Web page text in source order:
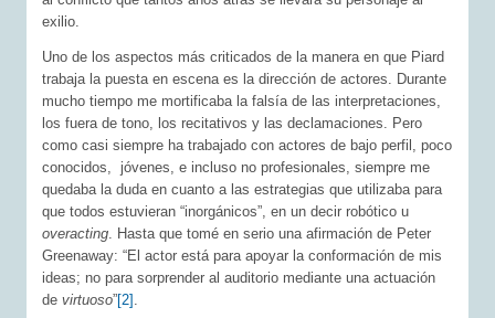
exilio.
Uno de los aspectos más criticados de la manera en que Piard
trabaja la puesta en escena es la dirección de actores. Durante
mucho tiempo me mortificaba la falsía de las interpretaciones,
los fuera de tono, los recitativos y las declamaciones. Pero
como casi siempre ha trabajado con actores de bajo perfil, poco
conocidos, jóvenes, e incluso no profesionales, siempre me
quedaba la duda en cuanto a las estrategias que utilizaba para
que todos estuvieran “inorgánicos”, en un decir robótico u
overacting. Hasta que tomé en serio una afirmación de Peter
Greenaway: “El actor está para apoyar la conformación de mis
ideas; no para sorprender al auditorio mediante una actuación
devirtuoso”[2] .